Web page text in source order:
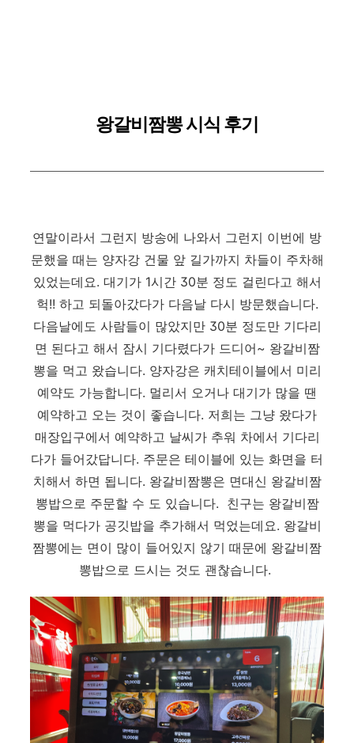
왕갈비짬뽕 시식 후기
연말이라서 그런지 방송에 나와서 그런지 이번에 방
문했을 때는 양자강 건물 앞 길가까지 차들이 주차해
있었는데요. 대기가 1시간 30분 정도 걸린다고 해서
헉!! 하고 되돌아갔다가 다음날 다시 방문했습니다.
다음날에도 사람들이 많았지만 30분 정도만 기다리
면 된다고 해서 잠시 기다렸다가 드디어~ 왕갈비짬
뽕을 먹고 왔습니다. 양자강은 캐치테이블에서 미리
예약도 가능합니다. 멀리서 오거나 대기가 많을 땐
예약하고 오는 것이 좋습니다. 저희는 그냥 왔다가
매장입구에서 예약하고 날씨가 추워 차에서 기다리
다가 들어갔답니다. 주문은 테이블에 있는 화면을 터
치해서 하면 됩니다. 왕갈비짬뽕은 면대신 왕갈비짬
뽕밥으로 주문할 수 도 있습니다. 친구는 왕갈비짬
뽕을 먹다가 공깃밥을 추가해서 먹었는데요. 왕갈비
짬뽕에는 면이 많이 들어있지 않기 때문에 왕갈비짬
뽕밥으로 드시는 것도 괜찮습니다.